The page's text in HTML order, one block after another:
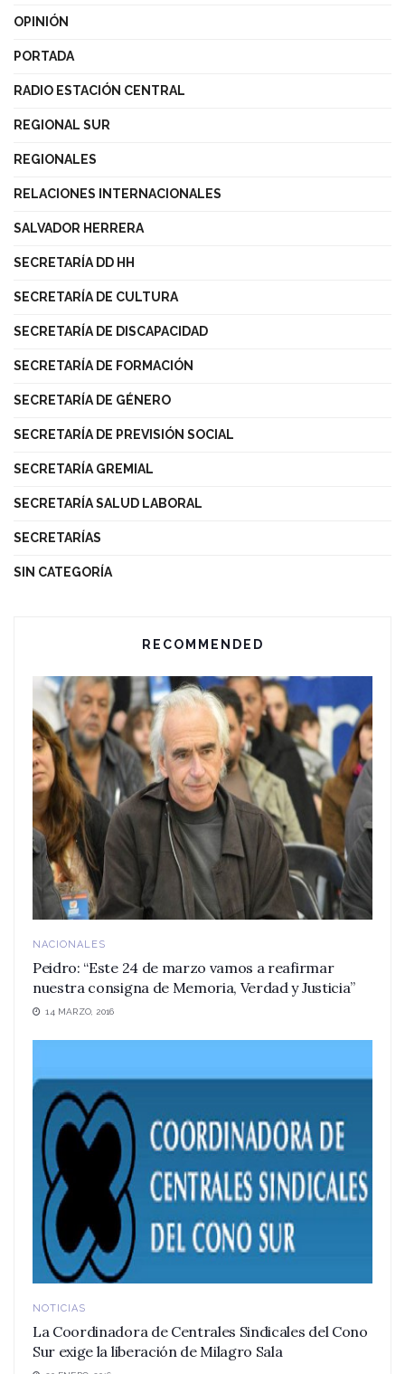
OPINIÓN
PORTADA
RADIO ESTACIÓN CENTRAL
REGIONAL SUR
REGIONALES
RELACIONES INTERNACIONALES
SALVADOR HERRERA
SECRETARÍA DD HH
SECRETARÍA DE CULTURA
SECRETARÍA DE DISCAPACIDAD
SECRETARÍA DE FORMACIÓN
SECRETARÍA DE GÉNERO
SECRETARÍA DE PREVISIÓN SOCIAL
SECRETARÍA GREMIAL
SECRETARÍA SALUD LABORAL
SECRETARÍAS
SIN CATEGORÍA
RECOMMENDED
NACIONALES
Peidro: “Este 24 de marzo vamos a reafirmar
nuestra consigna de Memoria, Verdad y Justicia”
14 MARZO, 2016
NOTICIAS
La Coordinadora de Centrales Sindicales del Cono
Sur exige la liberación de Milagro Sala